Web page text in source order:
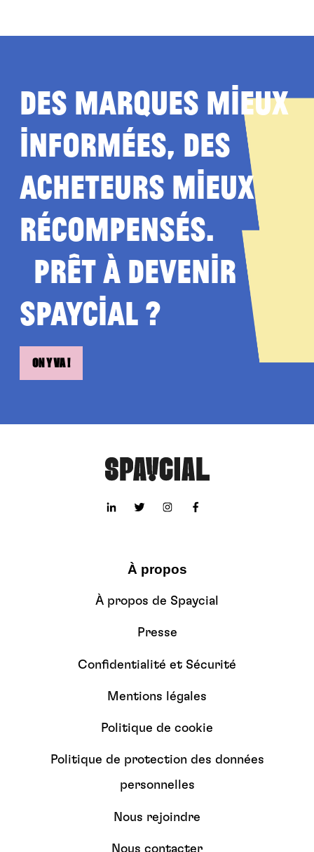
Des marques mieux
informées, des
acheteurs mieux
récompensés.
Prêt à devenir
Spaycial ?
À propos
À propos de Spaycial
Presse
Confidentialité et Sécurité
Mentions légales
Politique de cookie
Politique de protection des données
personnelles
Nous rejoindre
Nous contacter